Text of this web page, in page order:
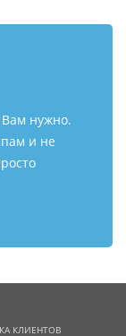
Вам нужно.
и не
КЛИЕНТОВ